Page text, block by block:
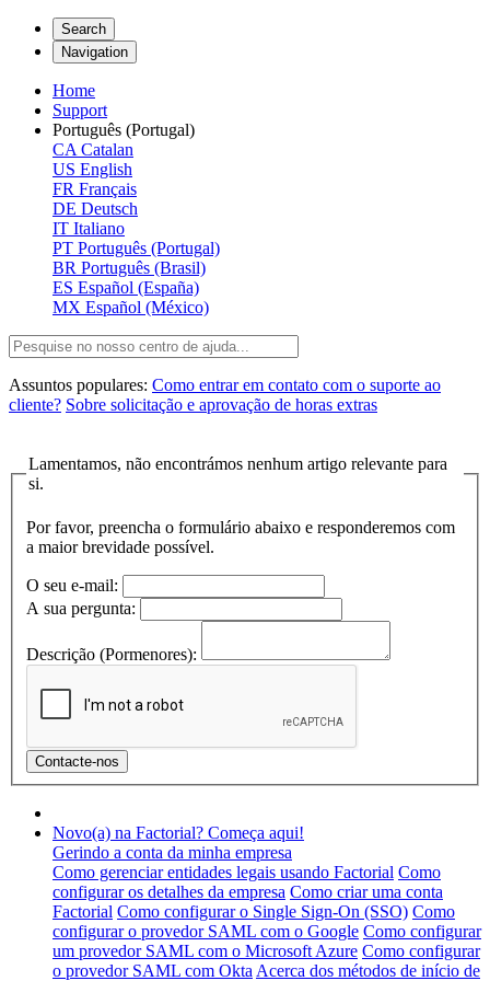
Search
Navigation
Home
Support
Português (Portugal)
CA Catalan
US English
FR Français
DE Deutsch
IT Italiano
PT Português (Portugal)
BR Português (Brasil)
ES Español (España)
MX Español (México)
Assuntos populares: Como entrar em contato com o suporte ao
cliente? Sobre solicitação e aprovação de horas extras
Lamentamos, não encontrámos nenhum artigo relevante para
si.
Por favor, preencha o formulário abaixo e responderemos com
a maior brevidade possível.
O seu e-mail:
A sua pergunta:
Descrição (Pormenores):
Novo(a) na Factorial? Começa aqui!
Gerindo a conta da minha empresa
Como gerenciar entidades legais usando Factorial Como
configurar os detalhes da empresa Como criar uma conta
Factorial Como configurar o Single Sign-On (SSO) Como
configurar o provedor SAML com o Google Como configurar
um provedor SAML com o Microsoft Azure Como configurar
o provedor SAML com Okta Acerca dos métodos de início de